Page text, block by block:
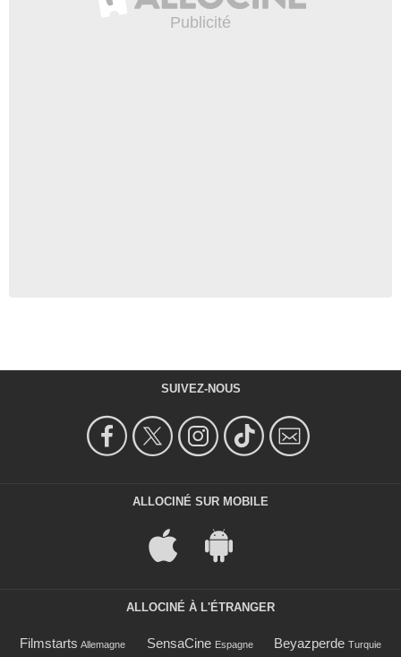
SUIVEZ-NOUS
ALLOCINÉ SUR MOBILE
ALLOCINÉ À L'ÉTRANGER
Filmstarts Allemagne SensaCine Espagne Beyazperde Turquie